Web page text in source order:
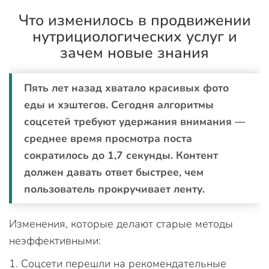
Что изменилось в продвижении
нутрициологических услуг и
зачем новые знания
Пять лет назад хватало красивых фото
еды и хэштегов. Сегодня алгоритмы
соцсетей требуют удержания внимания —
среднее время просмотра поста
сократилось до 1,7 секунды. Контент
должен давать ответ быстрее, чем
пользователь прокручивает ленту.
Изменения, которые делают старые методы
неэффективными:
Соцсети перешли на рекомендательные